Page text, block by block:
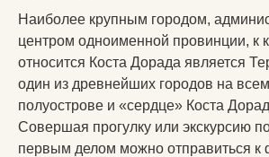
Наиболее крупным городом,
центром одноименной провинции, к
относится Коста Дорада является
один из древнейших городов на
полуострове и «сердце» Коста
Совершая прогулку или экскурсию
первым делом можно отправиться к